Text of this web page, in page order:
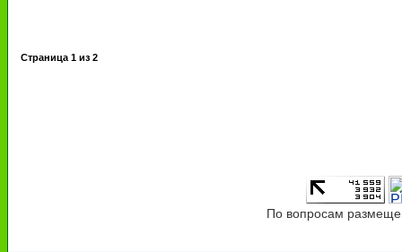
Страница 1 из 2
По вопросам